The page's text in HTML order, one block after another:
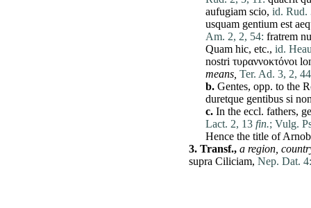
aufugiam scio, id. Rud.
usquam gentium est
Am. 2, 2, 54: fratrem
Quam hic, etc., id.
nostri τυραννοκτόνοι
means, Ter. Ad. 3, 2,
b. Gentes, opp. to the
duretque gentibus si
c. In the eccl. fathers,
Lact. 2, 13 fin.; Vulg.
Hence the title of
3. Transf., a region
supra Ciliciam, Nep. Dat. 4: